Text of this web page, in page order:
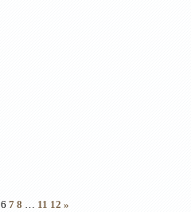
6 7 8 … 11 12 »